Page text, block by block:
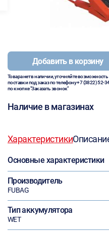
Добавить в корзину
Товара нет в наличии, уточняйте возможность
поставки под заказ по телефону+7 (3822) 52-
по кнопке "Заказать звонок"
Наличие в магазинах
Характеристики
Основные характеристики
Производитель
FUBAG
Тип аккумулятора
WET